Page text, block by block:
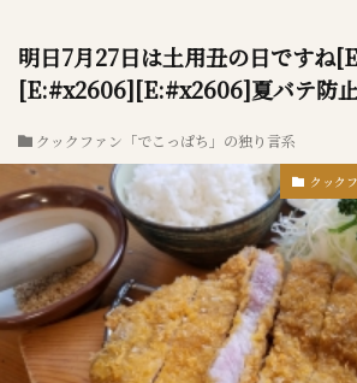
明日7月27日は土用丑の日ですね
[E:#x2606][E:#x2606]夏バテ防止
クックファン「でこっぱち」の独り言系
クック